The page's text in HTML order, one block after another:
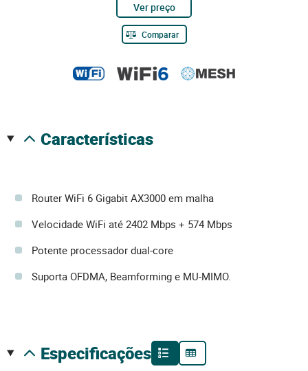
Ver preço
Comparar
características
Router WiFi 6 Gigabit AX3000 em malha
Velocidade WiFi até 2402 Mbps + 574 Mbps
Potente processador dual-core
Suporta OFDMA, Beamforming e MU-MIMO.
especificações